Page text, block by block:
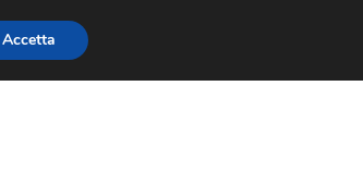
MOTO GP
Accetta